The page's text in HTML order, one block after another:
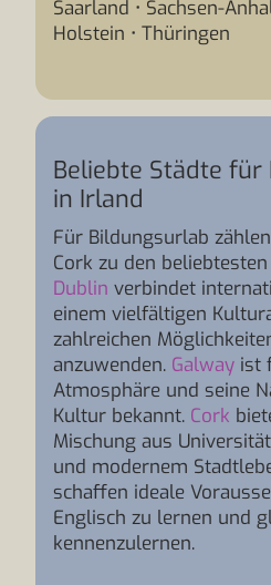
Saarland • Sachsen-
Holstein • Thüringen
Beliebte Städte
in Irland
Für Bildungsurlab
Cork zu den
Dublin verbindet
einem vielfältigen
zahlreichen
anzuwenden. Galway ist
Atmosphäre und seine
Kultur bekannt. Cork
Mischung aus
und modernem
schaffen ideale
Englisch zu lernen und
kennenzulernen.